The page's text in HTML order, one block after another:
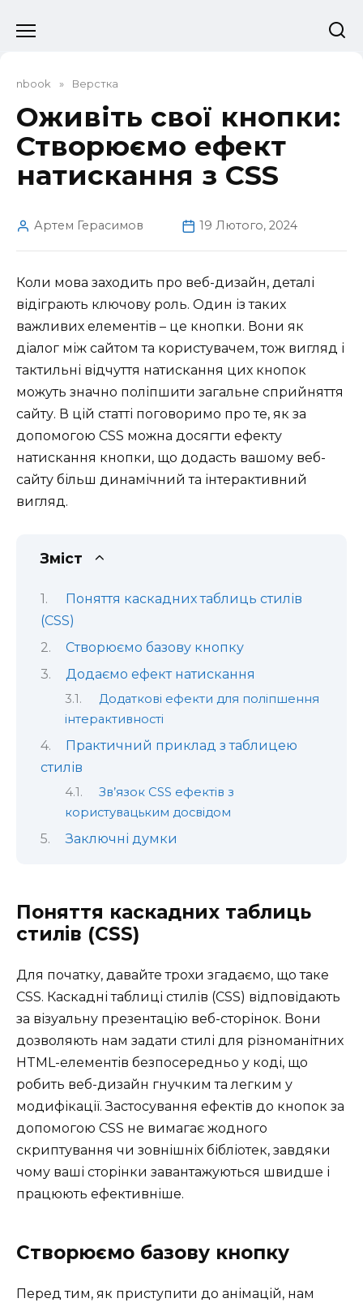
до
nbook » Верстка
Оживіть свої кнопки:
Створюємо ефект
натискання з CSS
Артем Герасимов 19 Лютого, 2024
Коли мова заходить про веб-дизайн, деталі
відіграють ключову роль. Один із таких
важливих елементів – це кнопки. Вони як
діалог між сайтом та користувачем, тож вигляд і
тактильні відчуття натискання цих кнопок
можуть значно поліпшити загальне сприйняття
сайту. В цій статті поговоримо про те, як за
допомогою CSS можна досягти ефекту
натискання кнопки, що додасть вашому веб-
сайту більш динамічний та інтерактивний
вигляд.
Зміст
Поняття каскадних таблиць стилів
(CSS)
Створюємо базову кнопку
Додаємо ефект натискання
Додаткові ефекти для поліпшення
інтерактивності
Практичний приклад з таблицею
стилів
Зв’язок CSS ефектів з
користувацьким досвідом
Заключні думки
Поняття каскадних таблиць
стилів (CSS)
Для початку, давайте трохи згадаємо, що таке
CSS. Каскадні таблиці стилів (CSS) відповідають
за візуальну презентацію веб-сторінок. Вони
дозволяють нам задати стилі для різноманітних
HTML-елементів безпосередньо у коді, що
робить веб-дизайн гнучким та легким у
модифікації. Застосування ефектів до кнопок за
допомогою CSS не вимагає жодного
скриптування чи зовнішніх бібліотек, завдяки
чому ваші сторінки завантажуються швидше і
працюють ефективніше.
Створюємо базову кнопку
Перед тим, як приступити до анімацій, нам